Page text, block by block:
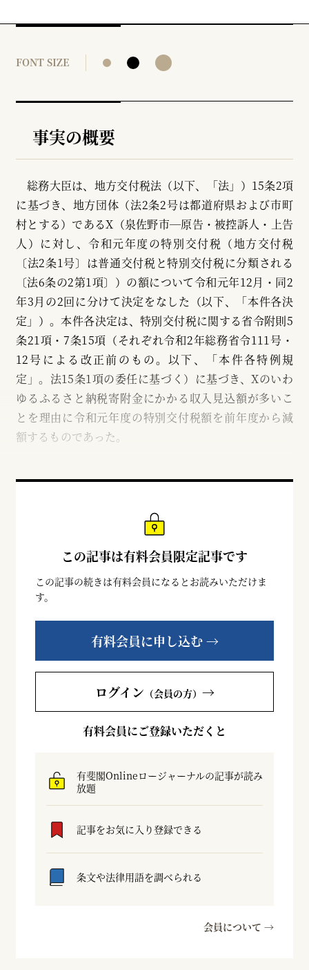
FONT SIZE
事実の概要
総務大臣は、地方交付税法（以下、「法」）15条2項
に基づき、地方団体（法2条2号は都道府県および市町
村とする）であるX（泉佐野市─原告・被控訴人・上告
人）に対し、令和元年度の特別交付税（地方交付税
〔法2条1号〕は普通交付税と特別交付税に分類される
〔法6条の2第1項〕）の額について令和元年12月・同2
年3月の2回に分けて決定をなした（以下、「本件各決
定」）。本件各決定は、特別交付税に関する省令附則5
条21項・7条15項（それぞれ令和2年総務省令111号・
12号による改正前のもの。以下、「本件各特例規
定」。法15条1項の委任に基づく）に基づき、Xのいわ
ゆるふるさと納税寄附金にかかる収入見込額が多いこ
とを理由に令和元年度の特別交付税額を前年度から減
額するものであった。
この記事は有料会員限定記事です
この記事の続きは有料会員になるとお読みいただけま
す。
有料会員に申し込む →
ログイン （会員の方） →
有料会員にご登録いただくと
有斐閣Onlineロージャーナルの記事が読み
放題
記事をお気に入り登録できる
条文や法律用語を調べられる
会員について →